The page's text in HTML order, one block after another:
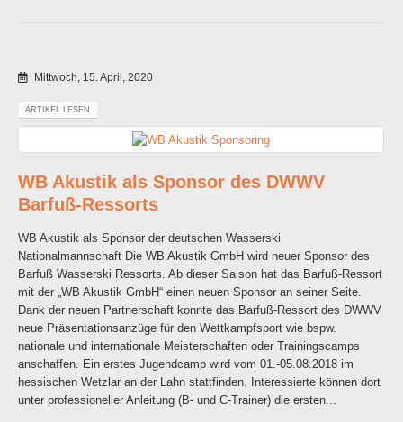
Mittwoch, 15. April, 2020
ARTIKEL LESEN
WB Akustik als Sponsor des DWWV
Barfuß-Ressorts
WB Akustik als Sponsor der deutschen Wasserski
Nationalmannschaft Die WB Akustik GmbH wird neuer Sponsor des
Barfuß Wasserski Ressorts. Ab dieser Saison hat das Barfuß-Ressort
mit der „WB Akustik GmbH“ einen neuen Sponsor an seiner Seite.
Dank der neuen Partnerschaft konnte das Barfuß-Ressort des DWWV
neue Präsentationsanzüge für den Wettkampfsport wie bspw.
nationale und internationale Meisterschaften oder Trainingscamps
anschaffen. Ein erstes Jugendcamp wird vom 01.-05.08.2018 im
hessischen Wetzlar an der Lahn stattfinden. Interessierte können dort
unter professioneller Anleitung (B- und C-Trainer) die ersten...